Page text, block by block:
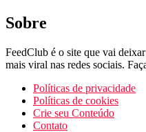
Sobre
FeedClub é o site que vai
mais viral nas redes sociais.
Políticas de privacidade
Políticas de cookies
Crie seu Conteúdo
Contato